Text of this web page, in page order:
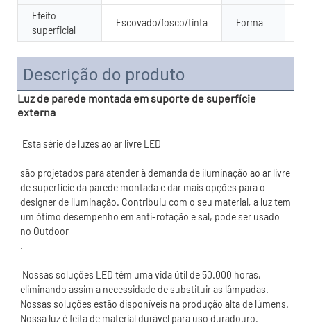
Efeito
superficial
Escovado/fosco/tinta Forma
Descrição do produto
Luz de parede montada em suporte de superfície
externa
são projetados para atender à demanda de iluminação ao ar livre
de superfície da parede montada e dar mais opções para o
designer de iluminação. Contribuiu com o seu material, a luz tem
um ótimo desempenho em anti-rotação e sal, pode ser usado
eliminando assim a necessidade de substituir as lâmpadas.
Nossas soluções estão disponíveis na produção alta de lúmens.